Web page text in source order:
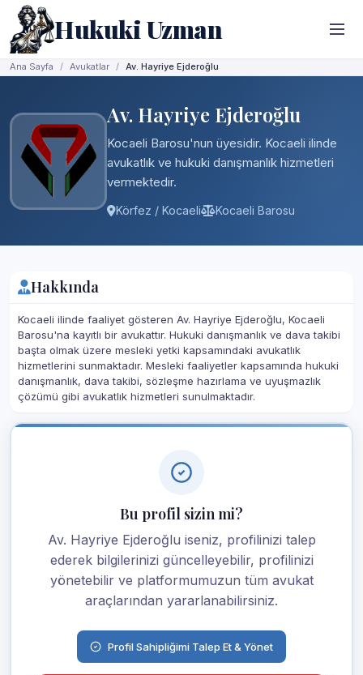
Hukuki Uzman
Ana Sayfa Avukatlar Av. Hayriye Ejderoğlu
Av. Hayriye Ejderoğlu
Kocaeli Barosu'nun üyesidir. Kocaeli ilinde
avukatlık ve hukuki danışmanlık hizmetleri
vermektedir.
Körfez / Kocaeli Kocaeli Barosu
Hakkında
Kocaeli ilinde faaliyet gösteren Av. Hayriye Ejderoğlu, Kocaeli
Barosu'na kayıtlı bir avukattır. Hukuki danışmanlık ve dava takibi
başta olmak üzere mesleki yetki kapsamındaki avukatlık
hizmetlerini sunmaktadır. Mesleki faaliyetler kapsamında hukuki
danışmanlık, dava takibi, sözleşme hazırlama ve uyuşmazlık
çözümü gibi avukatlık hizmetleri sunulmaktadır.
Bu profil sizin mi?
Av. Hayriye Ejderoğlu iseniz, profilinizi talep
ederek bilgilerinizi güncelleyebilir, profilinizi
yönetebilir ve platformumuzun tüm avukat
araçlarından yararlanabilirsiniz.
Profil Sahipliğimi Talep Et & Yönet